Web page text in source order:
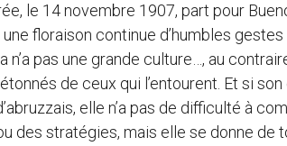
le 14 novembre 1907, part pour
une floraison continue d’humbles
pas une grande culture…, au
de ceux qui l’entourent. Et si
elle n’a pas de difficulté à
des stratégies, mais elle se donne de